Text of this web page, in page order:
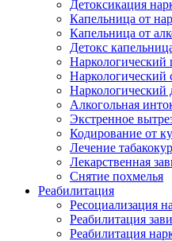
Детоксикация
Капельница от
Капельница от
Детокс
Наркологический
Наркологический
Наркологический
Алкогольная
Экстренное
Кодирование от
Лечение
Лекарственная
Снятие похмелья
Реабилитация
Ресоциализация
Реабилитация
Реабилитация